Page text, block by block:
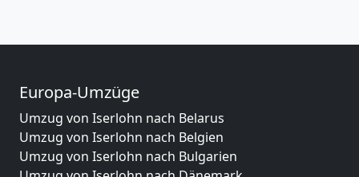
Europa-Umzüge
Umzug von Iserlohn nach Belarus
Umzug von Iserlohn nach Belgien
Umzug von Iserlohn nach Bulgarien